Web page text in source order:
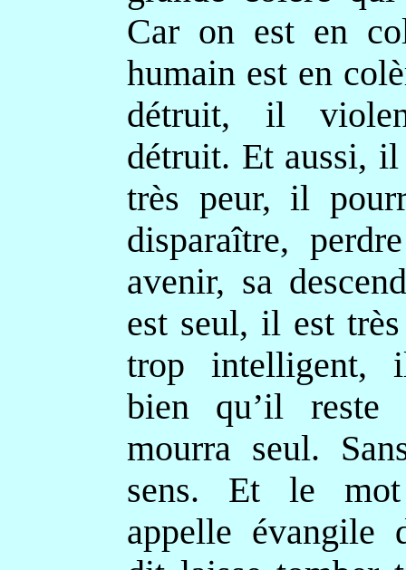
Car on est en
humain est en
détruit, il
détruit. Et aussi,
très peur, il
disparaître,
avenir, sa
est seul, il est
trop intelligent,
bien qu’il reste
mourra seul.
sens. Et le
appelle